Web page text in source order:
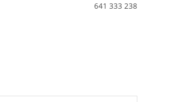
641 333 238